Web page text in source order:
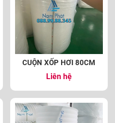
CUỘN XỐP HƠI 80CM
Liên hệ